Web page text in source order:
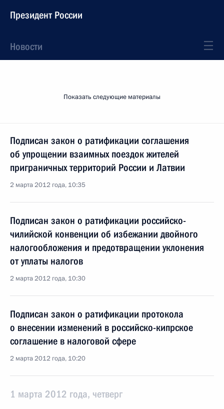
Президент России
Новости
Показать следующие материалы
Подписан закон о ратификации соглашения
об упрощении взаимных поездок жителей
приграничных территорий России и Латвии
2 марта 2012 года, 10:35
Подписан закон о ратификации российско-
чилийской конвенции об избежании двойного
налогообложения и предотвращении уклонения
от уплаты налогов
2 марта 2012 года, 10:30
Подписан закон о ратификации протокола
о внесении изменений в российско-кипрское
соглашение в налоговой сфере
2 марта 2012 года, 10:20
1 марта 2012 года, четверг